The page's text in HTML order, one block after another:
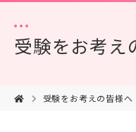
受験をお考え
受験をお考えの皆様へ